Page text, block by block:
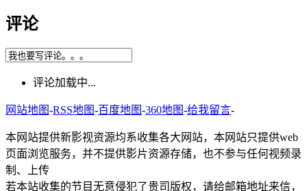
评论
评论加载中...
网站地图-RSS地图-百度地图-360地图-给我留言-
本网站提供新影视资源均系收集各大网站，本网站只提供web
页面浏览服务，并不提供影片资源存储，也不参与任何视频录
制、上传
若本站收集的节目无意侵犯了贵司版权，请给邮箱地址来信，